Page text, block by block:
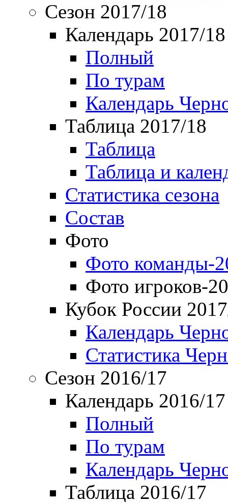
Сезон 2017/18
Календарь 2017/18
Полный
По турам
Календарь
Таблица 2017/18
Таблица
Таблица и
Статистика сезона
Состав
Фото
Фото команды-
Фото игроков-
Кубок России
Календарь
Статистика
Сезон 2016/17
Календарь 2016/17
Полный
По турам
Календарь
Таблица 2016/17